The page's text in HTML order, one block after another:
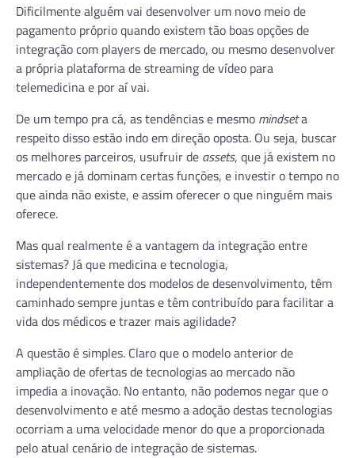
Dificilmente alguém vai desenvolver um novo meio de
pagamento próprio quando existem tão boas opções de
integração com players de mercado, ou mesmo desenvolver
a própria plataforma de streaming de vídeo para
telemedicina e por aí vai.
De um tempo pra cá, as tendências e mesmo mindseta
respeito disso estão indo em direção oposta. Ou seja, buscar
os melhores parceiros, usufruir de assets, que já existem no
mercado e já dominam certas funções, e investir o tempo no
que ainda não existe, e assim oferecer o que ninguém mais
oferece.
Mas qual realmente é a vantagem da integração entre
sistemas? Já que medicina e tecnologia,
independentemente dos modelos de desenvolvimento, têm
caminhado sempre juntas e têm contribuído para facilitar a
vida dos médicos e trazer mais agilidade?
A questão é simples. Claro que o modelo anterior de
ampliação de ofertas de tecnologias ao mercado não
impedia a inovação. No entanto, não podemos negar que o
desenvolvimento e até mesmo a adoção destas tecnologias
ocorriam a uma velocidade menor do que a proporcionada
pelo atual cenário de integração de sistemas.